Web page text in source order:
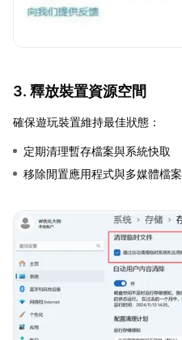
3. 釋放裝置資源空間
確保遊玩裝置維持最佳狀態：
定期清理暫存檔案與系統快取
移除閒置應用程式與多媒體檔案